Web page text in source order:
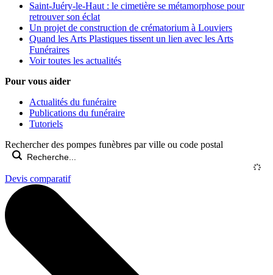
Saint-Juéry-le-Haut : le cimetière se métamorphose pour
retrouver son éclat
Un projet de construction de crématorium à Louviers
Quand les Arts Plastiques tissent un lien avec les Arts
Funéraires
Voir toutes les actualités
Pour vous aider
Actualités du funéraire
Publications du funéraire
Tutoriels
Rechercher des pompes funèbres par ville ou code postal
Devis comparatif